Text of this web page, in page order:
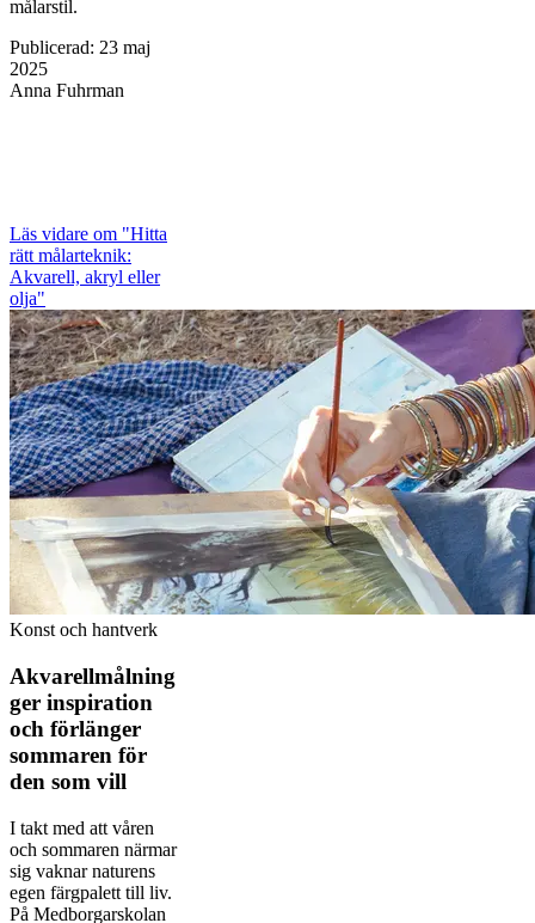
målarstil.
Publicerad: 23 maj
2025
Anna Fuhrman
Läs vidare om "Hitta
rätt målarteknik:
Akvarell, akryl eller
olja"
Konst och hantverk
Akvarellmålning
ger inspiration
och förlänger
sommaren för
den som vill
I takt med att våren
och sommaren närmar
sig vaknar naturens
egen färg­palett till liv.
På Medborgarskolan